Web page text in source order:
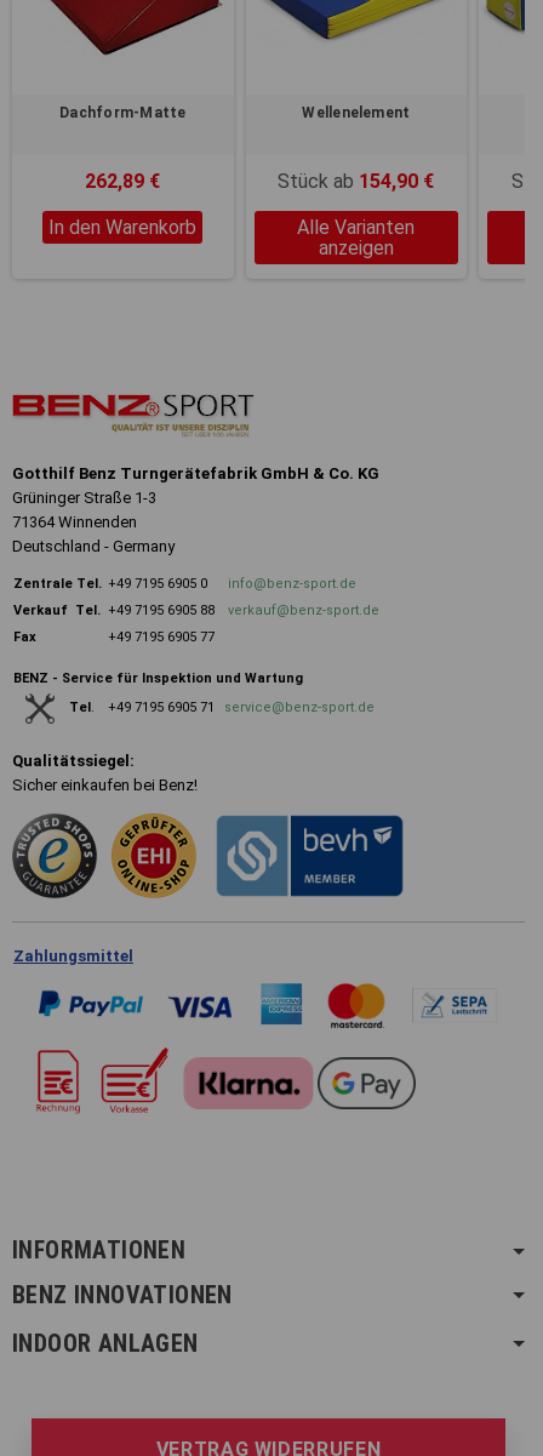
Dachform-Matte
262,89 €
In den Warenkorb
Wellenelement
Stück ab 154,90 €
Alle Varianten
anzeigen
Gotthilf Benz Turngerätefabrik GmbH & Co. KG
Grüninger Straße 1-3
71364 Winnenden
Deutschland - Germany
Zentrale Tel. +49 7195 6905 0
info@benz-sport.de
Verkauf Tel. +49 7195 6905 88
verkauf@benz-sport.de
Fax
+49 7195 6905 77
BENZ - Service für Inspektion und Wartung
Tel . +49 7195 6905 71 service@benz-sport.de
Qualitätssiegel:
Sicher einkaufen bei Benz!
Zahlungsmittel
INFORMATIONEN
BENZ INNOVATIONEN
INDOOR ANLAGEN
VERTRAG WIDERRUFEN